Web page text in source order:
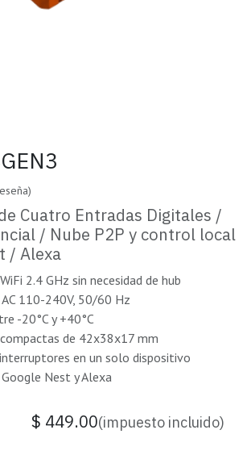
Cuatro Entradas Digitales /
/ Nube P2P y control local
/ Alexa
2.4 GHz sin necesidad de hub
110-240V, 50/60 Hz
-20°C y +40°C
de 42x38x17 mm
en un solo dispositivo
Nest y Alexa
$ 449.00(impuesto incluido)